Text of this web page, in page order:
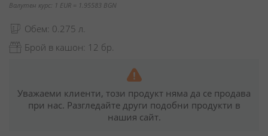
Валутен курс: 1 EUR = 1.95583 BGN
Обем: 0.275 л.
Брой в кашон: 12 бр.
Уважаеми клиенти, този продукт няма да се продава
при нас. Разгледайте други подобни продукти в
нашия сайт.